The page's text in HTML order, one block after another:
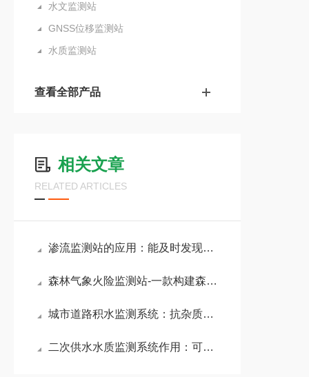
水文监测站
GNSS位移监测站
水质监测站
查看全部产品
相关文章
RELATED ARTICLES
渗流监测站的应用：能及时发现潜在的渗漏问题，预防地质灾害，保障工程安全
森林气象火险监测站-一款构建森林防火立体网络的森林气象站2024全+境+派+送
城市道路积水监测系统：抗杂质干扰能力强，适合复杂积水环境
二次供水水质监测系统作用：可提前预警潜在污染风险，避免问题水流入用户端